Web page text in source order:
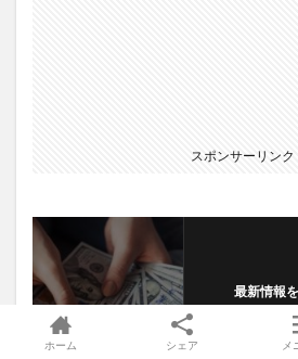
スポンサーリンク
最新情報
ホーム シェア メ